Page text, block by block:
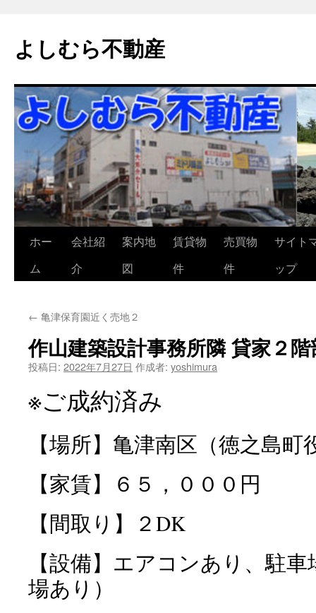
よしむら不動産
ン
ツ
へ
ス
ホー
ム
会社紹
介
案内地
図
賃貸物
件
売買物
件
サイト
ップ
← 亀津保育園近く売地２
作山建築設計事務所隣 貸家２
投稿日: 2022年7月27日 作成者: yoshimura
※ご成約済み
【場所】亀津南区（徳之島町
【家賃】６５，０００円
【間取り】２DK
【設備】エアコンあり、駐
場あり）